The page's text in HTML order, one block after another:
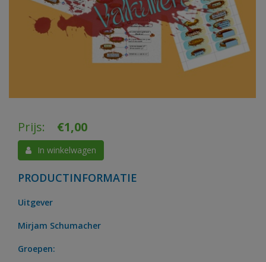
Prijs: €1,00
In winkelwagen
PRODUCTINFORMATIE
Uitgever
Mirjam Schumacher
Groepen: